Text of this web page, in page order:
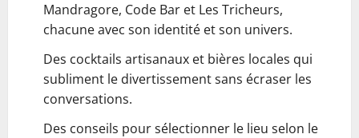
Mandragore, Code Bar et Les Tricheurs,
chacune avec son identité et son univers.
Des cocktails artisanaux et bières locales qui
subliment le divertissement sans écraser les
conversations.
Des conseils pour sélectionner le lieu selon le